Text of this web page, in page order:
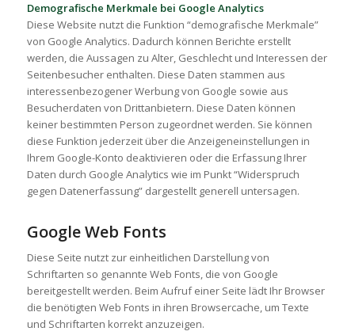
Demografische Merkmale bei Google Analytics
Diese Website nutzt die Funktion “demografische Merkmale”
von Google Analytics. Dadurch können Berichte erstellt
werden, die Aussagen zu Alter, Geschlecht und Interessen der
Seitenbesucher enthalten. Diese Daten stammen aus
interessenbezogener Werbung von Google sowie aus
Besucherdaten von Drittanbietern. Diese Daten können
keiner bestimmten Person zugeordnet werden. Sie können
diese Funktion jederzeit über die Anzeigeneinstellungen in
Ihrem Google-Konto deaktivieren oder die Erfassung Ihrer
Daten durch Google Analytics wie im Punkt “Widerspruch
gegen Datenerfassung” dargestellt generell untersagen.
Google Web Fonts
Diese Seite nutzt zur einheitlichen Darstellung von
Schriftarten so genannte Web Fonts, die von Google
bereitgestellt werden. Beim Aufruf einer Seite lädt Ihr Browser
die benötigten Web Fonts in ihren Browsercache, um Texte
und Schriftarten korrekt anzuzeigen.